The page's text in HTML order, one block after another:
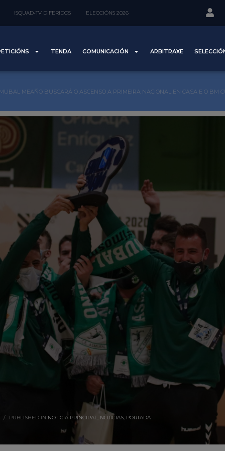
ISQUAD-TV DIFERIDOS ELECCIÓNS 2026
TENDA COMUNICACIÓN ARBITRAXE
MEAÑO BUSCARÁ O ASCENSO A PRIMEIRA NACIONAL EN CASA E O BM
/ PUBLISHED IN NOTICIA PRINCIPAL, NOTICIAS, PORTADA